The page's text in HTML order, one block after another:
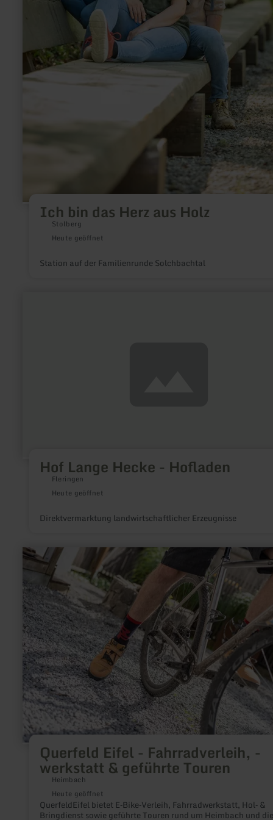
Ich bin das Herz aus Holz
Stolberg
Heute geöffnet
Station auf der Familienrunde Solchbachtal
Hof Lange Hecke - Hofladen
Fleringen
Heute geöffnet
Direktvermarktung landwirtschaftlicher Erzeugnisse
Querfeld Eifel - Fahrradverleih, -
werkstatt & geführte Touren
Heimbach
Heute geöffnet
QuerfeldEifel bietet E‑Bike‑Verleih, Fahrradwerkstatt, Hol‑ &
Bringdienst sowie geführte Touren rund um Heimbach und die
mehr
erfahren
zu:
Querfeld
Eifel
-
Fahrradverleih,
-
werkstatt
&amp;
geführte
Touren